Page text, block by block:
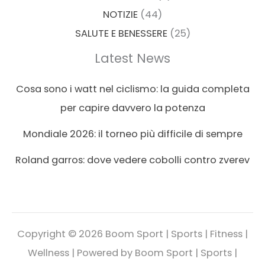
NOTIZIE (44)
SALUTE E BENESSERE(25)
Latest News
Cosa sono i watt nel ciclismo: la guida completa
per capire davvero la potenza
Mondiale 2026: il torneo più difficile di sempre
Roland garros: dove vedere cobolli contro zverev
Copyright © 2026 Boom Sport | Sports | Fitness |
Wellness | Powered by Boom Sport | Sports |